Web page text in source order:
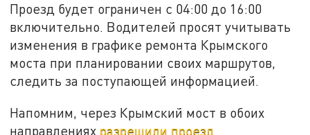
Проезд будет ограничен с 04:00 до 16:00
включительно. Водителей просят учитывать
изменения в графике ремонта Крымского
моста при планировании своих маршрутов,
следить за поступающей информацией.
Напомним, через Крымский мост в обоих
направлениях разрешили проезд